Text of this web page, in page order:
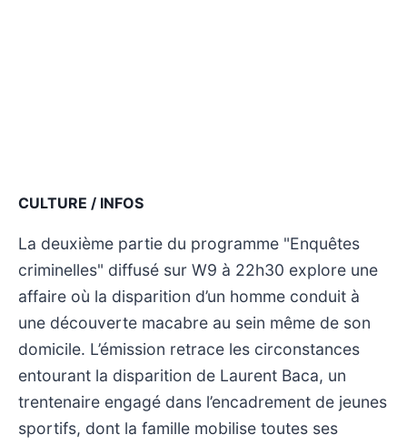
CULTURE / INFOS
La deuxième partie du programme "Enquêtes
criminelles" diffusé sur W9 à 22h30 explore une
affaire où la disparition d’un homme conduit à
une découverte macabre au sein même de son
domicile. L’émission retrace les circonstances
entourant la disparition de Laurent Baca, un
trentenaire engagé dans l’encadrement de jeunes
sportifs, dont la famille mobilise toutes ses